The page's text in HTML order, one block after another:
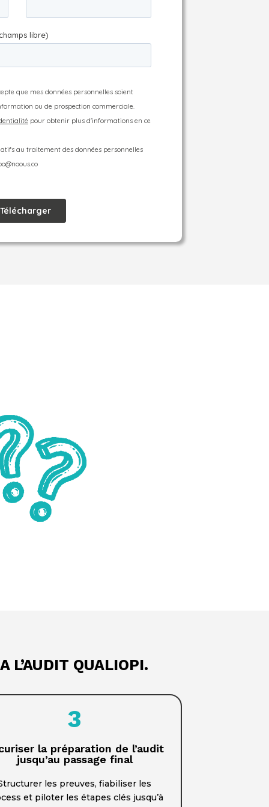
L’AUDIT QUALIOPI.
3
la préparation de l’audit
jusqu’au passage final
les preuves, fiabiliser les
et piloter les étapes clés jusqu’à